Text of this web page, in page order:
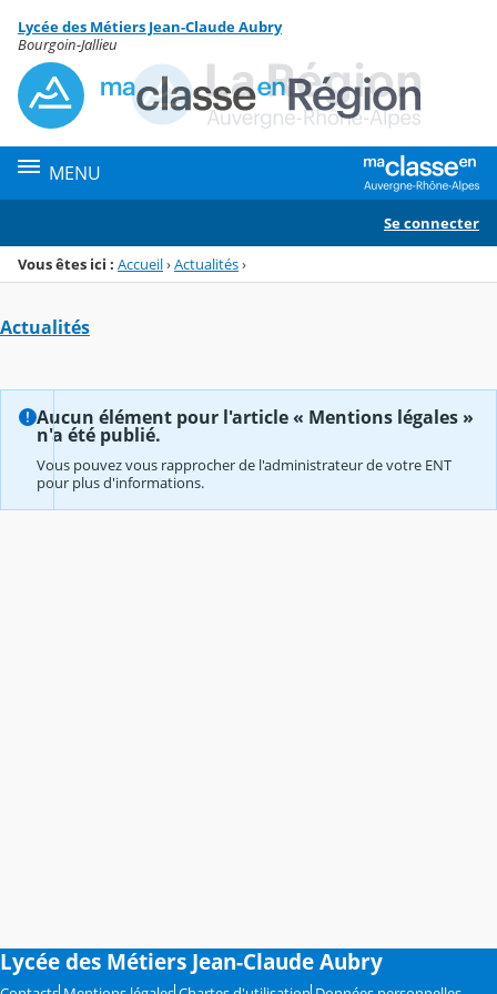
Menu de la rubrique
Contenu
Lycée des Métiers Jean-Claude Aubry
Bourgoin-Jallieu
MENU
Se connecter
Vous êtes ici : Accueil›Actualités›
Actualités
Aucun élément pour l'article « Mentions légales »
n'a été publié.
Vous pouvez vous rapprocher de l'administrateur de votre ENT
pour plus d'informations.
Lycée des Métiers Jean-Claude Aubry